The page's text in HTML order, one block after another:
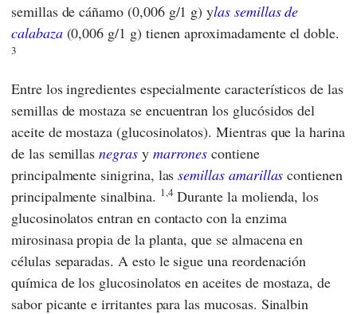
semillas de cáñamo (0,006 g/1 g) ylas semillas de
calabaza(0,006 g/1 g) tienen aproximadamente el doble.
3
Entre los ingredientes especialmente característicos de las
semillas de mostaza se encuentran los glucósidos del
aceite de mostaza (glucosinolatos). Mientras que la harina
de las semillasnegrasy marrones contiene
principalmente sinigrina, lassemillas amarillas contienen
principalmente sinalbina. 1,4 Durante la molienda, los
glucosinolatos entran en contacto con la enzima
mirosinasa propia de la planta, que se almacena en
células separadas. A esto le sigue una reordenación
química de los glucosinolatos en aceites de mostaza, de
sabor picante e irritantes para las mucosas. Sinalbin